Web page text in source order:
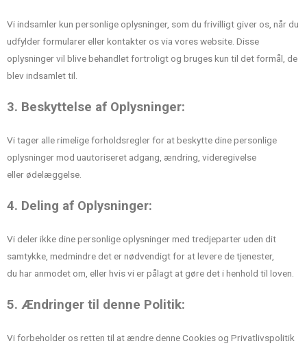
Vi indsamler kun personlige oplysninger, som du frivilligt giver os, når du
udfylder formularer eller kontakter os via vores website. Disse
oplysninger vil blive behandlet fortroligt og bruges kun til det formål, de
blev indsamlet til.
3. Beskyttelse af Oplysninger:
Vi tager alle rimelige forholdsregler for at beskytte dine personlige
oplysninger mod uautoriseret adgang, ændring, videregivelse
eller ødelæggelse.
4. Deling af Oplysninger:
Vi deler ikke dine personlige oplysninger med tredjeparter uden dit
samtykke, medmindre det er nødvendigt for at levere de tjenester,
du har anmodet om, eller hvis vi er pålagt at gøre det i henhold til loven.
5. Ændringer til denne Politik:
Vi forbeholder os retten til at ændre denne Cookies og Privatlivspolitik